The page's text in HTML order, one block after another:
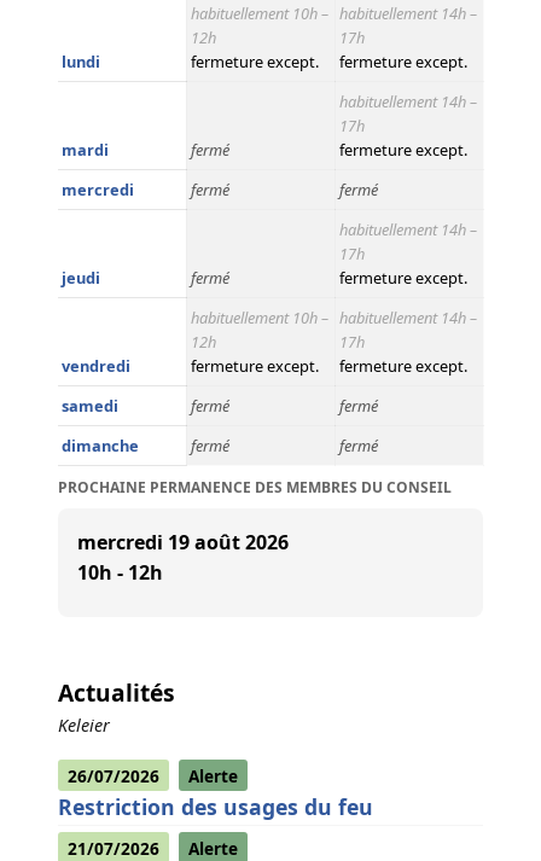
lundi
habituellement 10h –
12h
fermeture except.
habituellement 14h –
17h
fermeture except.
mardi fermé
habituellement 14h –
17h
fermeture except.
mercredi
fermé fermé
jeudi fermé
habituellement 14h –
17h
fermeture except.
vendredi
habituellement 10h –
12h
fermeture except.
habituellement 14h –
17h
fermeture except.
samedi
fermé
fermé
dimanche
fermé fermé
PROCHAINE PERMANENCE DES MEMBRES DU CONSEIL
mercredi 19 août 2026
10h - 12h
Actualités
Keleier
26/07/2026 Alerte
Restriction des usages du feu
21/07/2026 Alerte